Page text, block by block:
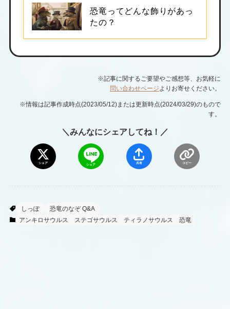
恐竜ってどんな飾りがあっ
たの？
※記事に関するご要望やご感想等、お気軽に
問い合わせページ よりお寄せください。
※情報は記事作成時点(2023/05/12)または更新時点(2024/03/29)のもので
す。
＼みんなにシェアしてね！／
シェア シェア 共有 コピー
しっぽ
恐竜のなぞ Q&A
アンキロサウルス
ステゴサウルス ティラノサウルス 恐竜